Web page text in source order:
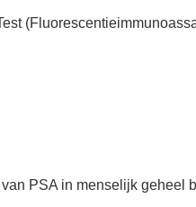
PSA in menselijk geheel